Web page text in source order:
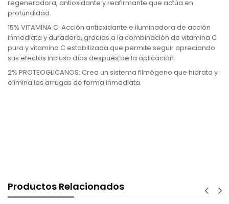
regeneradora, antioxidante y reafirmante que actúa en
profundidad.
15% VITAMINA C: Acción antioxidante e iluminadora de acción
inmediata y duradera, gracias a la combinación de vitamina C
pura y vitamina C estabilizada que permite seguir apreciando
sus efectos incluso días después de la aplicación.
2% PROTEOGLICANOS: Crea un sistema filmógeno que hidrata y
elimina las arrugas de forma inmediata.
Productos Relacionados